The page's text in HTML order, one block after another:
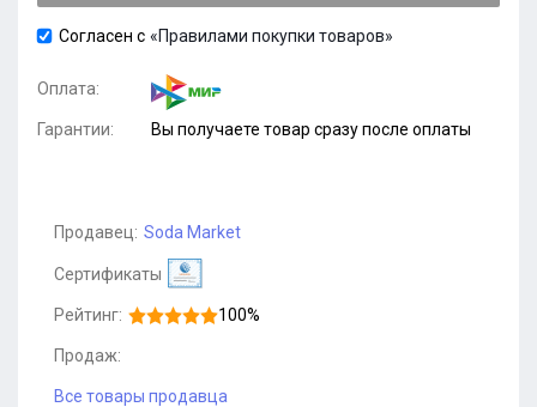
Согласен с «Правилами покупки товаров»
Оплата:
Гарантии: Вы получаете товар сразу после оплаты
Продавец: Soda Market
Сертификаты
Рейтинг: 100%
Продаж:
Все товары продавца